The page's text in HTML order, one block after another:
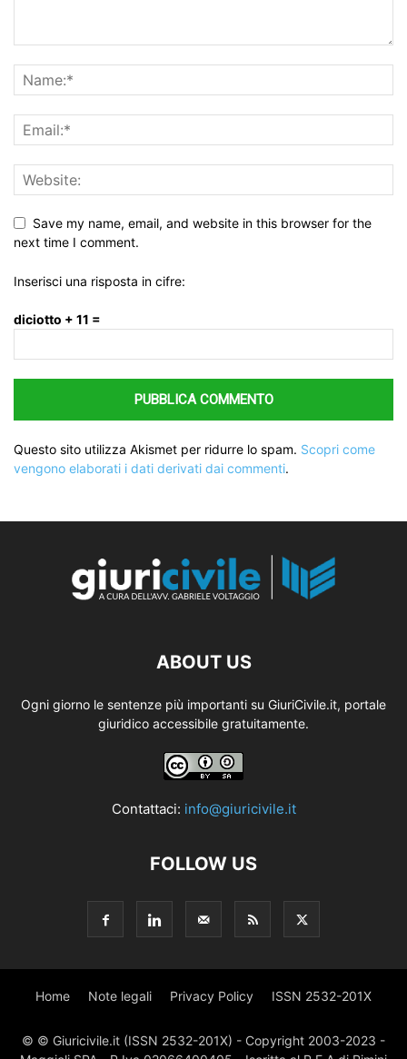
Save my name, email, and website in this browser for the
next time I comment.
Inserisci una risposta in cifre:
diciotto + 11 =
Questo sito utilizza Akismet per ridurre lo spam. Scopri come
vengono elaborati i dati derivati dai commenti.
ABOUT US
Ogni giorno le sentenze più importanti su GiuriCivile.it, portale
giuridico accessibile gratuitamente.
Contattaci: info@giuricivile.it
FOLLOW US
Home Note legali Privacy Policy ISSN 2532-201X
© © Giuricivile.it (ISSN 2532-201X) - Copyright 2003-2023 -